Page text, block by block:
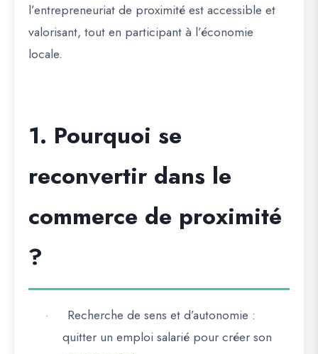
l’entrepreneuriat de proximité est accessible et
valorisant, tout en participant à l’économie
locale.
1. Pourquoi se
reconvertir dans le
commerce de proximité
?
· Recherche de sens et d’autonomie :
quitter un emploi salarié pour créer son